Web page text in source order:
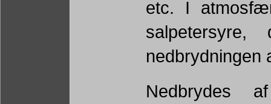
etc. I
nedbrydningen
Nedbrydes